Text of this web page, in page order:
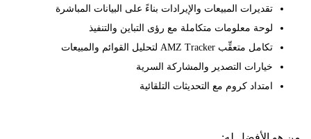
تقديرات المبيعات والإيرادات بناءً على البيانات المباشرة
لوحة معلومات متكاملة مع رؤى التباين والتنفيذ
تكامل متعقِّب AMZ Tracker لتحليل القوائم والمبيعات
خيارات التصدير والمشاركة السرية
امتداد كروم مع التحديثات التلقائية